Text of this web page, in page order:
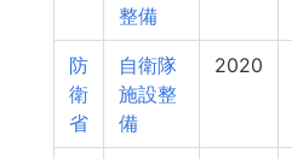
整備
防
衛
省
自衛隊
施設整
備
2020